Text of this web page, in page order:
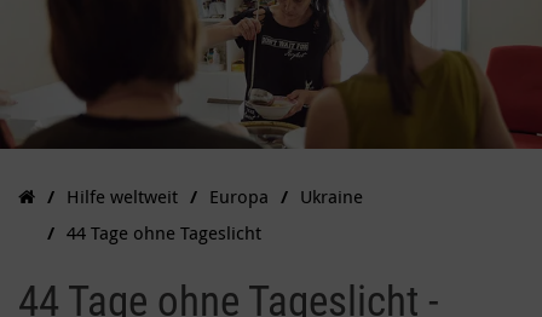
Hilfe weltweit Europa
Ukraine
44 Tage ohne Tageslicht
44 Tage ohne Tageslicht -